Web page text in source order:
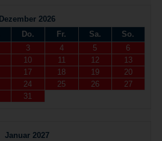
Dezember 2026
Do. Fr. Sa.
So.
3 4 5
6
10 11 12
13
17 18 19
20
24 25 26
27
31
Januar 2027